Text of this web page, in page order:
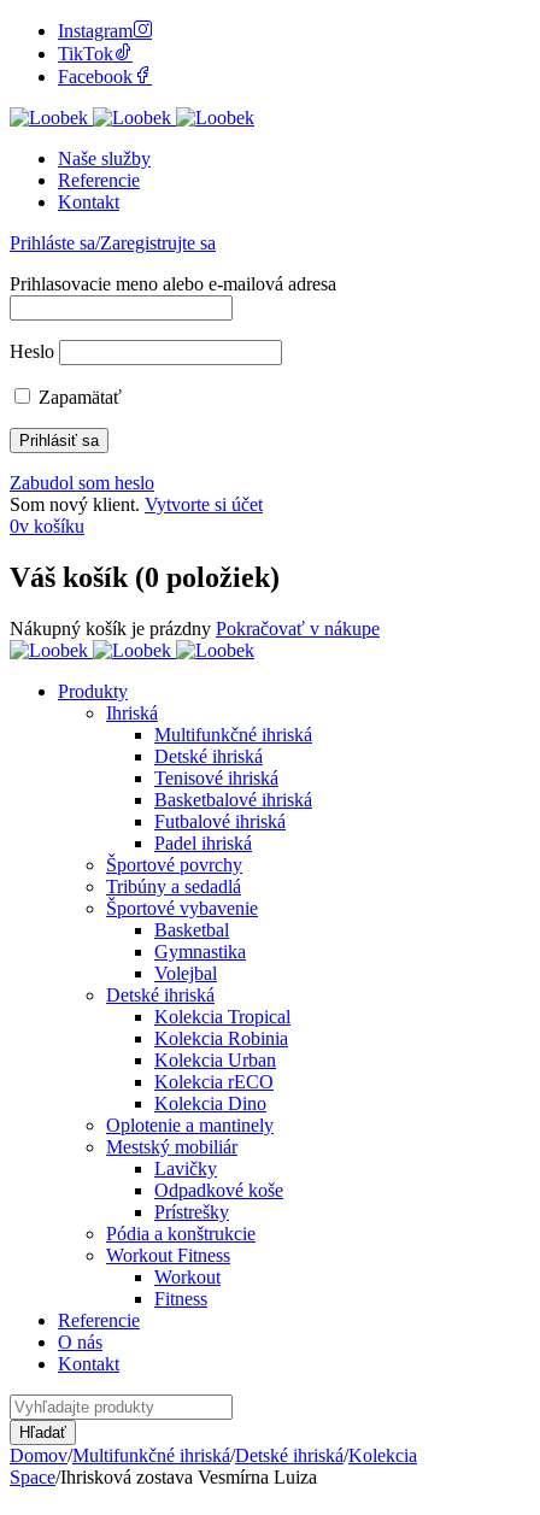
Instagram
TikTok
Facebook
Naše služby
Referencie
Kontakt
Prihláste sa/Zaregistrujte sa
Prihlasovacie meno alebo e-mailová adresa
Heslo
Zapamätať
Zabudol som heslo
Som nový klient. Vytvorte si účet
0v košíku
Váš košík (0 položiek)
Nákupný košík je prázdny Pokračovať v nákupe
Produkty
Ihriská
Multifunkčné ihriská
Detské ihriská
Tenisové ihriská
Basketbalové ihriská
Futbalové ihriská
Padel ihriská
Športové povrchy
Tribúny a sedadlá
Športové vybavenie
Basketbal
Gymnastika
Volejbal
Detské ihriská
Kolekcia Tropical
Kolekcia Robinia
Kolekcia Urban
Kolekcia rECO
Kolekcia Dino
Oplotenie a mantinely
Mestský mobiliár
Lavičky
Odpadkové koše
Prístrešky
Pódia a konštrukcie
Workout Fitness
Workout
Fitness
Referencie
O nás
Kontakt
Domov/Multifunkčné ihriská/Detské ihriská/Kolekcia
Space/Ihrisková zostava Vesmírna Luiza